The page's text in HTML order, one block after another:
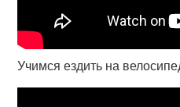
Учимся ездить на